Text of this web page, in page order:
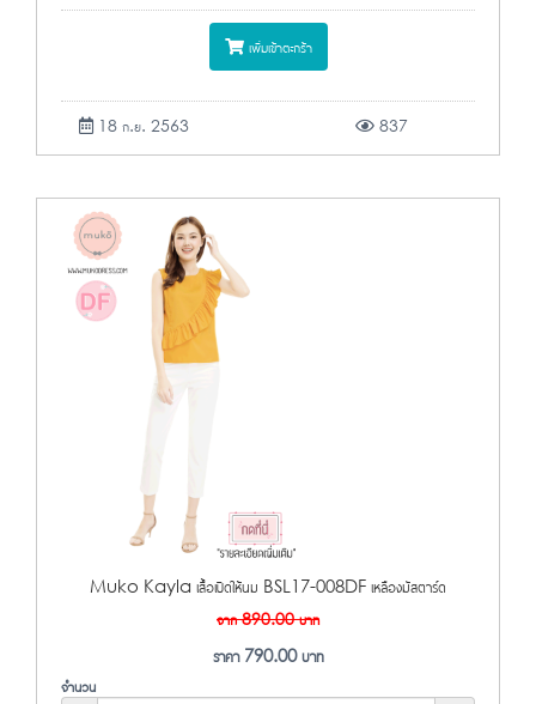
เพิ่มเข้าตะกร้า
18 ก.ย. 2563 837
Muko Kayla เสื้อเปิดให้นม BSL17-008DF เหลืองมัสตาร์ด
จาก890.00บาท
ราคา 790.00บาท
จำนวน